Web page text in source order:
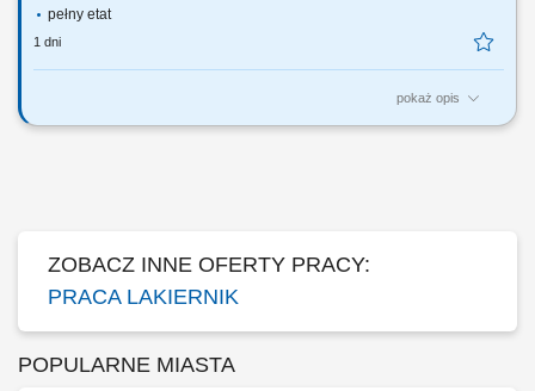
pełny etat
1 dni
pokaż opis
Twój zakres obowiązków: uszlachetnianie powierzchni wyrobów z
ZOBACZ INNE OFERTY PRACY:
PRACA LAKIERNIK
POPULARNE MIASTA